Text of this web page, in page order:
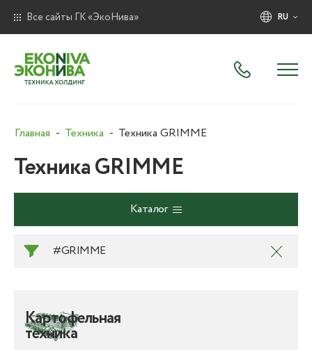
Все сайты ГК «ЭкоНива» RU
Главная Техника Техника GRIMME
Техника GRIMME
Каталог
#GRIMME
Картофельная
техника